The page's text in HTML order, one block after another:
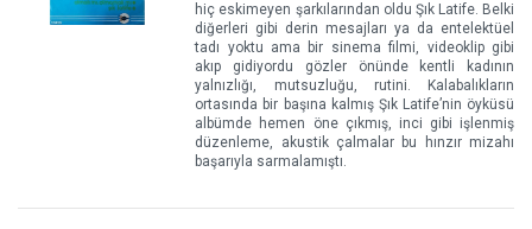
hiç eskimeyen şarkılarından oldu Şık Latife. Belki
diğerleri gibi derin mesajları ya da entelektüel
tadı yoktu ama bir sinema filmi, videoklip gibi
akıp gidiyordu gözler önünde kentli kadının
yalnızlığı, mutsuzluğu, rutini. Kalabalıkların
ortasında bir başına kalmış Şık Latife’nin öyküsü
albümde hemen öne çıkmış, inci gibi işlenmiş
düzenleme, akustik çalmalar bu hınzır mizahı
başarıyla sarmalamıştı.